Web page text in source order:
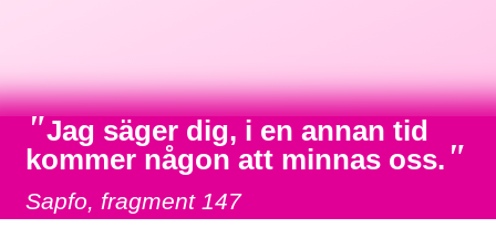
"Jag säger dig, i en annan tid
kommer någon att minnas oss. "
Sapfo, fragment 147